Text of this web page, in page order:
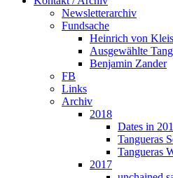
Newsletterarchiv
Fundsache
Heinrich von
Ausgewählte
Benjamin Zander
FB
Links
Archiv
2018
Dates in
Tangueras
Tangueras
2017